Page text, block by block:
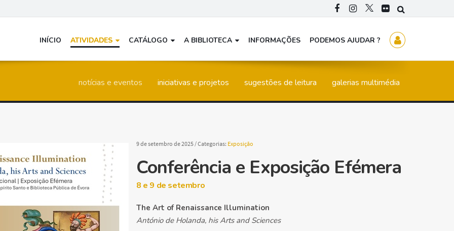
INÍCIO ATIVIDADES CATÁLOGO A BIBLIOTECA INFORMAÇÕES PODEMOS AJUDAR ?
notícias e eventos iniciativas e projetos sugestões de leitura galerias multimédia
9 de setembro de 2025/ Categorias: Exposição
Conferência e Exposição Efémera
8 e 9 de setembro
The Art of Renaissance Illumination
António de Holanda, his Arts and Sciences